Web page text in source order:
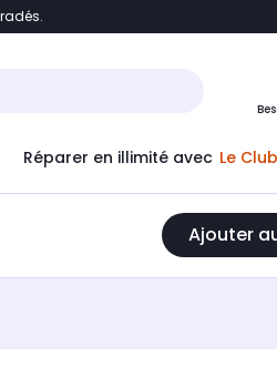
Accéder directement au
Réparer en illimité avec Le
Ajouter